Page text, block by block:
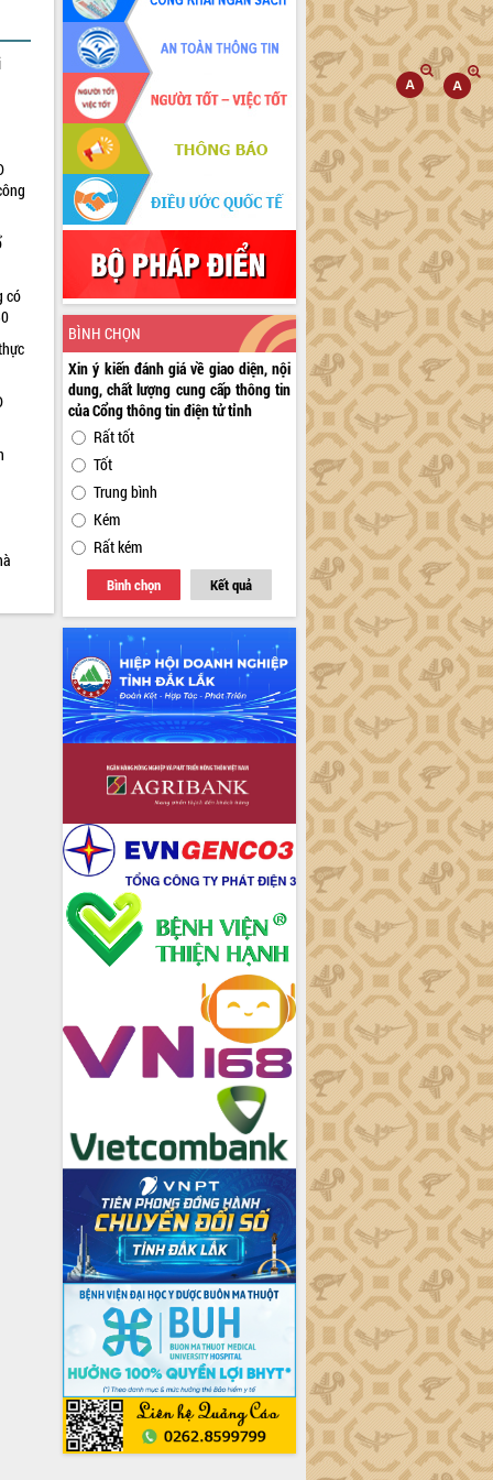
có
BÌNH CHỌN
Xin ý kiến đánh giá về giao diện, nội
dung, chất lượng cung cấp thông tin
của Cổng thông tin điện tử tỉnh
Rất tốt
Tốt
Trung bình
Kém
Rất kém
Bình chọn Kết quả